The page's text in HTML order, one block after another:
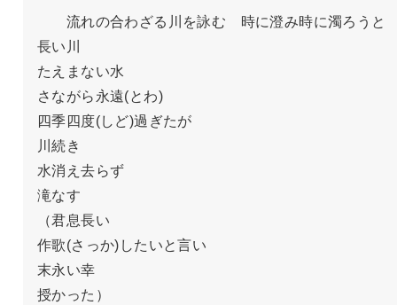
流れの合わざる川を詠む　時に澄み時に濁ろうと
長い川
たえまない水
さながら永遠(とわ)
四季四度(しど)過ぎたが
川続き
水消え去らず
滝なす
（君息長い
作歌(さっか)したいと言い
末永い幸
授かった）